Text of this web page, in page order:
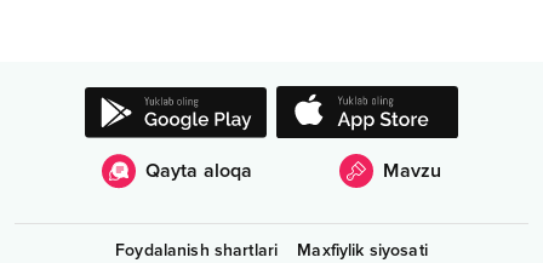
Qayta aloqa Mavzu
Foydalanish shartlari Maxfiylik siyosati